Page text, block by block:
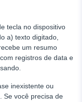
tecla no dispositivo
a) texto digitado,
um resumo
registros de data e
inexistente ou
Se você precisa de